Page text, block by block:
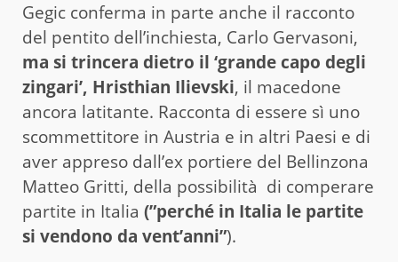
Gegic conferma in parte anche il racconto
del pentito dell’inchiesta, Carlo Gervasoni,
ma si trincera dietro il ‘grande capo degli
zingari’, Hristhian Ilievski, il macedone
ancora latitante. Racconta di essere sì uno
scommettitore in Austria e in altri Paesi e di
aver appreso dall’ex portiere del Bellinzona
Matteo Gritti, della possibilità di comperare
partite in Italia (”perché in Italia le partite
si vendono da vent’anni”).